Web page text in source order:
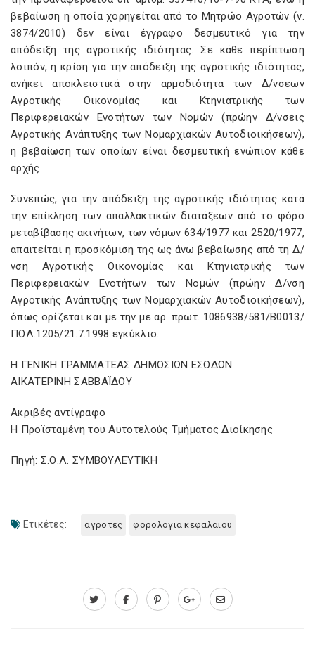
βεβαίωση η οποία χορηγείται από το Μητρώο Αγροτών (ν.
3874/2010) δεν είναι έγγραφο δεσμευτικό για την
απόδειξη της αγροτικής ιδιότητας. Σε κάθε περίπτωση
λοιπόν, η κρίση για την απόδειξη της αγροτικής ιδιότητας,
ανήκει αποκλειστικά στην αρμοδιότητα των Δ/νσεων
Αγροτικής Οικονομίας και Κτηνιατρικής των
Περιφερειακών Ενοτήτων των Νομών (πρώην Δ/νσεις
Αγροτικής Ανάπτυξης των Νομαρχιακών Αυτοδιοικήσεων),
η βεβαίωση των οποίων είναι δεσμευτική ενώπιον κάθε
αρχής.
Συνεπώς, για την απόδειξη της αγροτικής ιδιότητας κατά
την επίκληση των απαλλακτικών διατάξεων από το φόρο
μεταβίβασης ακινήτων, των νόμων 634/1977 και 2520/1977,
απαιτείται η προσκόμιση της ως άνω βεβαίωσης από τη Δ/
νση Αγροτικής Οικονομίας και Κτηνιατρικής των
Περιφερειακών Ενοτήτων των Νομών (πρώην Δ/νση
Αγροτικής Ανάπτυξης των Νομαρχιακών Αυτοδιοικήσεων),
όπως ορίζεται και με την με αρ. πρωτ. 1086938/581/Β0013/
ΠΟΛ.1205/21.7.1998 εγκύκλιο.
Η ΓΕΝΙΚΗ ΓΡΑΜΜΑΤΕΑΣ ΔΗΜΟΣΙΩΝ ΕΣΟΔΩΝ
ΑΙΚΑΤΕΡΙΝΗ ΣΑΒΒΑΪΔΟΥ
Ακριβές αντίγραφο
Η Προϊσταμένη του Αυτοτελούς Τμήματος Διοίκησης
Πηγή: Σ.Ο.Λ. ΣΥΜΒΟΥΛΕΥΤΙΚΗ
Ετικέτες: αγροτες φορολογια κεφαλαιου